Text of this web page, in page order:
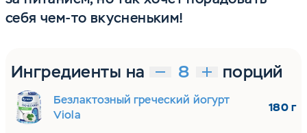
себя чем-то вкусненьким!
Ингредиенты на порций
Безлактозный греческий йогурт
Viola
180 г